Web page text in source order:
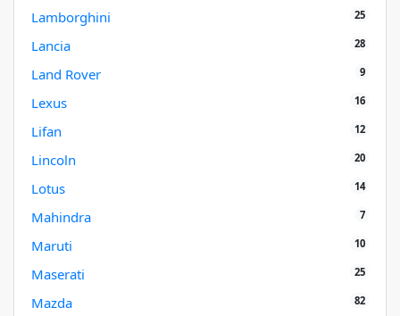
Lamborghini 25
Lancia 28
Land Rover 9
Lexus 16
Lifan 12
Lincoln 20
Lotus 14
Mahindra 7
Maruti 10
Maserati 25
Mazda 82